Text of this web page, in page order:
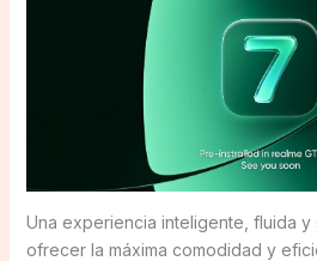
Una experiencia inteligente, fluida y
ofrecer la máxima comodidad y